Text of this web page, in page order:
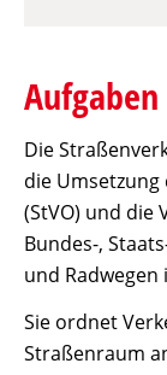
Die
die
(StVO) und die
Bundes-,
und
Sie ordnet
Straßenraum